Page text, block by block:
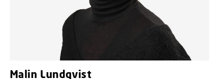
Malin Lundqvist